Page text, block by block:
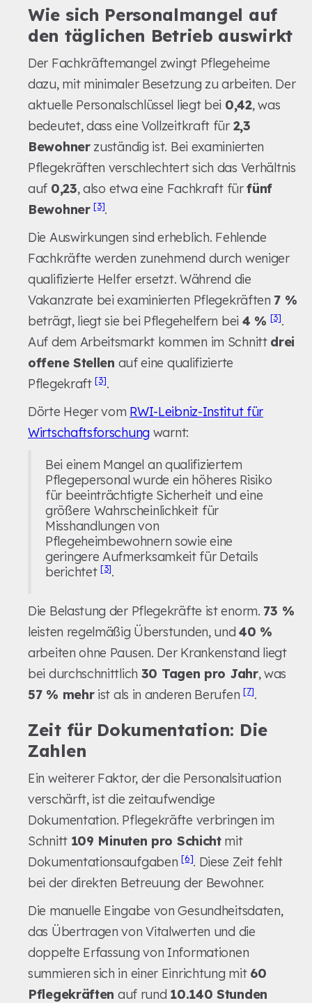
Wie sich Personalmangel auf
den täglichen Betrieb auswirkt
Der Fachkräftemangel zwingt Pflegeheime
dazu, mit minimaler Besetzung zu arbeiten. Der
aktuelle Personalschlüssel liegt bei 0,42, was
bedeutet, dass eine Vollzeitkraft für 2,3
Bewohnerzuständig ist. Bei examinierten
Pflegekräften verschlechtert sich das Verhältnis
auf 0,23, also etwa eine Fachkraft fürfünf
Bewohner [3].
Die Auswirkungen sind erheblich. Fehlende
Fachkräfte werden zunehmend durch weniger
qualifizierte Helfer ersetzt. Während die
Vakanzrate bei examinierten Pflegekräften 7 %
beträgt, liegt sie bei Pflegehelfern bei 4 % [3].
Auf dem Arbeitsmarkt kommen im Schnitt drei
offene Stellen auf eine qualifizierte
Pflegekraft[3].
Dörte Heger vom RWI-Leibniz-Institut für
Wirtschaftsforschung warnt:
Bei einem Mangel an qualifiziertem
Pflegepersonal wurde ein höheres Risiko
für beeinträchtigte Sicherheit und eine
größere Wahrscheinlichkeit für
Misshandlungen von
Pflegeheimbewohnern sowie eine
geringere Aufmerksamkeit für Details
berichtet [3].
Die Belastung der Pflegekräfte ist enorm. 73 %
leisten regelmäßig Überstunden, und40 %
arbeiten ohne Pausen. Der Krankenstand liegt
bei durchschnittlich 30 Tagen pro Jahr, was
57 % mehrist als in anderen Berufen [7].
Zeit für Dokumentation: Die
Zahlen
Ein weiterer Faktor, der die Personalsituation
verschärft, ist die zeitaufwendige
Dokumentation. Pflegekräfte verbringen im
Schnitt 109 Minuten pro Schichtmit
Dokumentationsaufgaben[6]. Diese Zeit fehlt
bei der direkten Betreuung der Bewohner.
Die manuelle Eingabe von Gesundheitsdaten,
das Übertragen von Vitalwerten und die
doppelte Erfassung von Informationen
summieren sich in einer Einrichtung mit 60
Pflegekräften auf rund 10.140 Stunden